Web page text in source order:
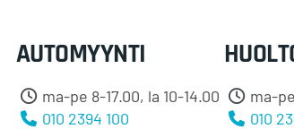
AUTOMYYNTI
ma-pe 8-17.00, la 10-14.00
010 2394 100
ma-
010